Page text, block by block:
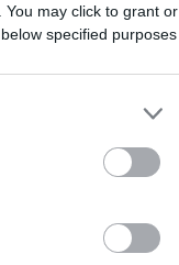
may click to grant or
specified purposes